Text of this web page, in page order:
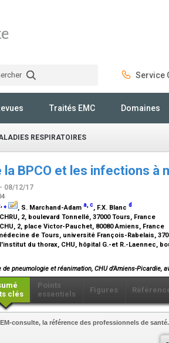
Service
Traités EMC Domaines
RESPIRATOIRES
la BPCO et les infections à
- 08/12/17
,⁎ , S. Marchand-Adam a,c, F.X. Blanc d
2, boulevard Tonnellé, 37000 Tours, France
2, place Victor-Pauchet, 80080 Amiens, France
de Tours, université François-Rabelais,
du thorax, CHU, hôpital G.-et R.-Laennec,
pneumologie et réanimation, CHU d’Amiens-Picardie,
clés
Points
essentiels
Figures
consulte, la référence des professionnels de santé.